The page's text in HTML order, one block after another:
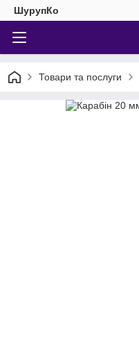
ШурупКо
Товари та послуги